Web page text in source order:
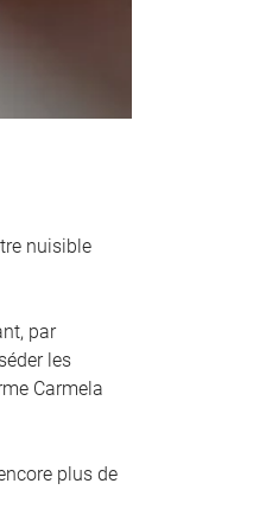
nuisible
par
les
Carmela
plus de